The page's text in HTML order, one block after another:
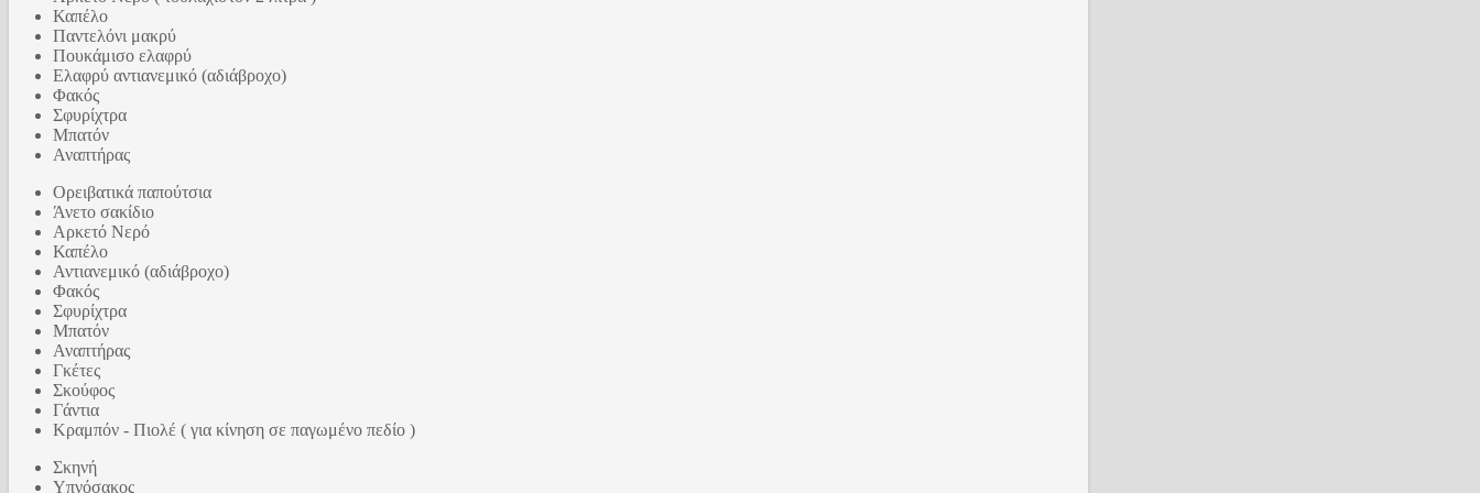
Καπέλο
Παντελόνι μακρύ
Πουκάμισο ελαφρύ
Ελαφρύ αντιανεμικό (αδιάβροχο)
Φακός
Σφυρίχτρα
Μπατόν
Αναπτήρας
Ορειβατικά παπούτσια
Άνετο σακίδιο
Αρκετό Νερό
Καπέλο
Αντιανεμικό (αδιάβροχο)
Φακός
Σφυρίχτρα
Μπατόν
Αναπτήρας
Γκέτες
Σκούφος
Γάντια
Κραμπόν - Πιολέ ( για κίνηση σε παγωμένο πεδίο )
Σκηνή
Υπνόσακος